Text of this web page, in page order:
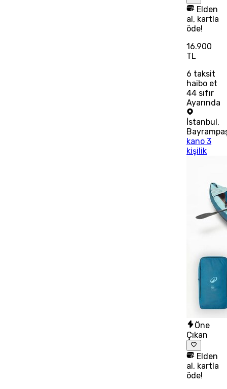
Elden
al, kartla
öde!
16.900
TL
6 taksit
haibo et
44 sıfır
Ayarında
İstanbul,
kano 3
kişilik
Öne
Çıkan
Elden
al, kartla
öde!